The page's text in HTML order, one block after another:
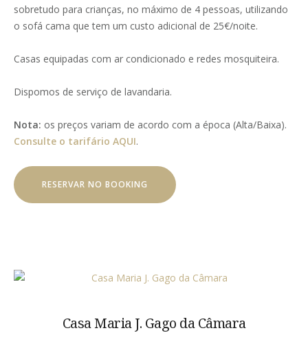
sobretudo para crianças, no máximo de 4 pessoas, utilizando
o sofá cama que tem um custo adicional de 25€/noite.
Casas equipadas com ar condicionado e redes mosquiteira.
Dispomos de serviço de lavandaria.
Nota: os preços variam de acordo com a época (Alta/Baixa).
Consulte o tarifário AQUI.
RESERVAR NO BOOKING
Casa Maria J. Gago da Câmara